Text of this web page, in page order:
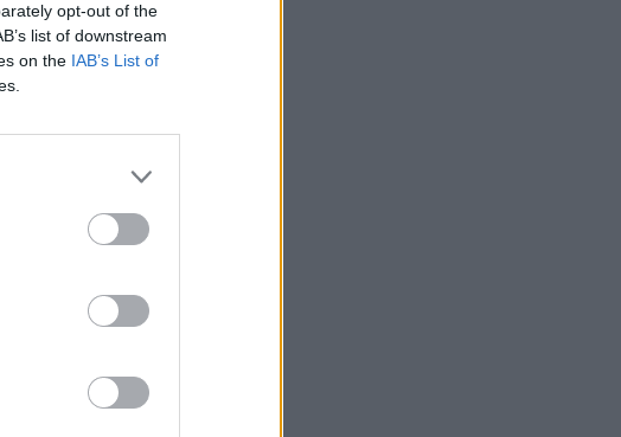
opt-out of the
list of downstream
on the IAB’s List of